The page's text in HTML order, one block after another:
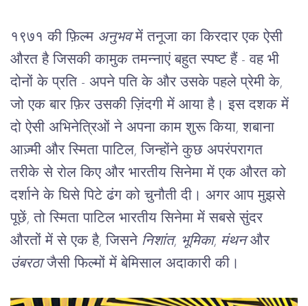
१९७१ की फ़िल्म अनुभव में तनूजा का किरदार एक ऐसी
औरत है जिसकी कामुक तमन्नाएं बहुत स्पष्ट हैं - वह भी
दोनों के प्रति - अपने पति के और उसके पहले प्रेमी के,
जो एक बार फ़िर उसकी ज़िंदगी में आया है। इस दशक में
दो ऐसी अभिनेत्रिओं ने अपना काम शुरू किया, शबाना
आज़्मी और स्मिता पाटिल, जिन्होंने कुछ अपरंपरागत
तरीके से रोल किए और भारतीय सिनेमा में एक औरत को
दर्शाने के घिसे पिटे ढंग को चुनौती दी। अगर आप मुझसे
पूछें, तो स्मिता पाटिल भारतीय सिनेमा में सबसे सुंदर
औरतों में से एक है, जिसने निशांत, भूमिका, मंथन और
उंबरठा जैसी फिल्मों में बेमिसाल अदाकारी की।